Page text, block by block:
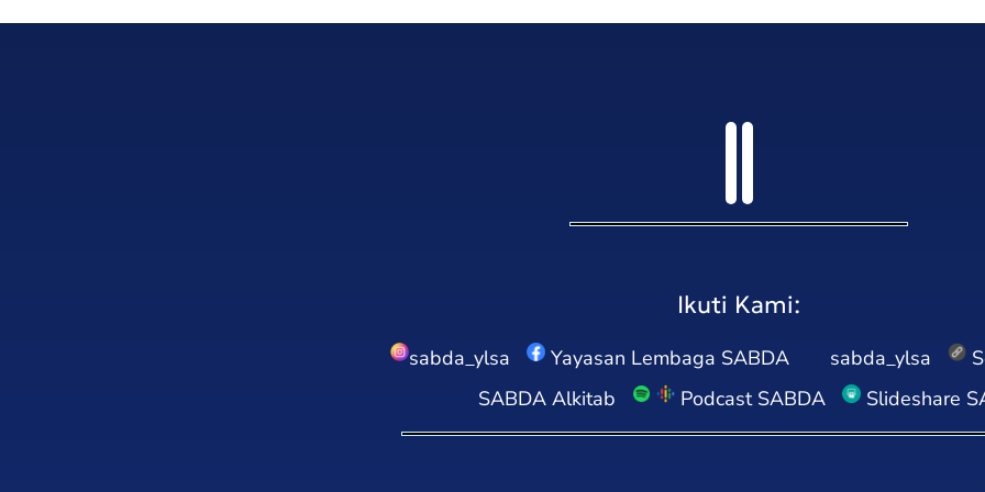
Ikuti Kami:
sabda_ylsa Yayasan Lembaga SABDA sabda_ylsa
SABDA Alkitab
Podcast SABDA Slideshare